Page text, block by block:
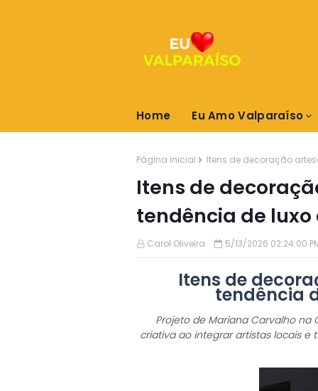
Home Eu Amo Valparaíso
Página inicial Itens de decoração
Itens de
tendência de
Carol Oliveira 5/13/2026 02:24:00
Itens de
tendência
Projeto de Mariana Carvalho na
criativa ao integrar artistas locais